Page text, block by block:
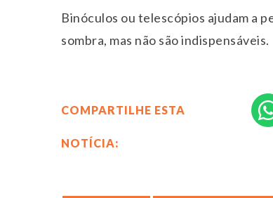
Binóculos ou telescópios ajudam a
sombra, mas não são indispensáveis.
COMPARTILHE ESTA
NOTÍCIA: